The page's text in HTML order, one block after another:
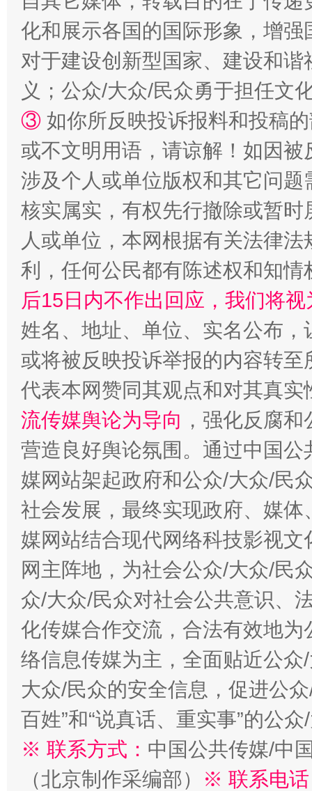
“蜀中异人”王建安的艺术幻境
完善运行机制助力责任有效落实 一纸欠
东山县通报“牛蛙产品抗生素超标问题” 法
千年窑火 生生不息
化和展示各国的国际形象，增
对于建设创新型国家、建设和
义；公众/大众/民众勇于担任文
③ 如你所反映投诉报料和投稿
或不文明用语，请谅解！如因
涉及个人或单位版权和其它问题
核实属实，有权先行撤除或暂
人或单位，本网根据有关法律
利，任何公民都有陈述权和知情
后15日内不作出回应，我们将
姓名、地址、单位、实名公布
或将被反映投诉举报的内容转
代表本网赞同其观点和对其真实
流传媒舆论为导向 ，强化反腐
营造良好舆论氛围。通过中国
媒网站架起政府和公众/大众/民
社会发展，最终实现政府、媒
媒网站结合现代网络科技影视
网主阵地，为社会公众/大众/民
众/大众/民众对社会公共意识、
化传媒合作交流，合法有效地
络信息传媒为主，全面贴近公
大众/民众的安全信息，促进公
百姓”和“说真话、重实事”的公
※ 联系方式： 中国公共传媒/中
（北京制作采编部）
※ 联系电